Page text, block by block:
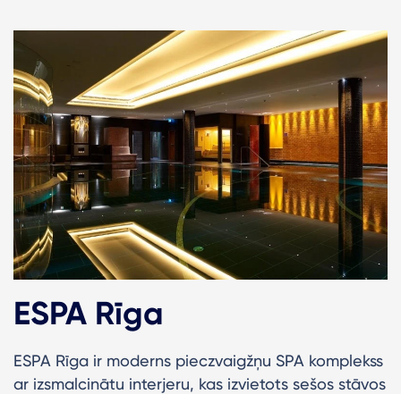
ESPA Rīga
ESPA Rīga ir moderns pieczvaigžņu SPA komplekss
ar izsmalcinātu interjeru, kas izvietots sešos stāvos